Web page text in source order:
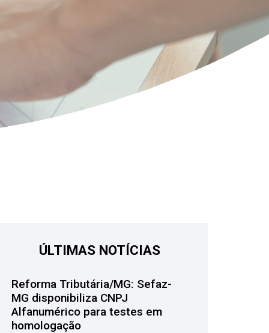
ÚLTIMAS NOTÍCIAS
Reforma Tributária/MG: Sefaz-
MG disponibiliza CNPJ
Alfanumérico para testes em
homologação